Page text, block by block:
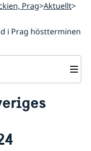
Prag Aktuellt
i Prag höstterminen